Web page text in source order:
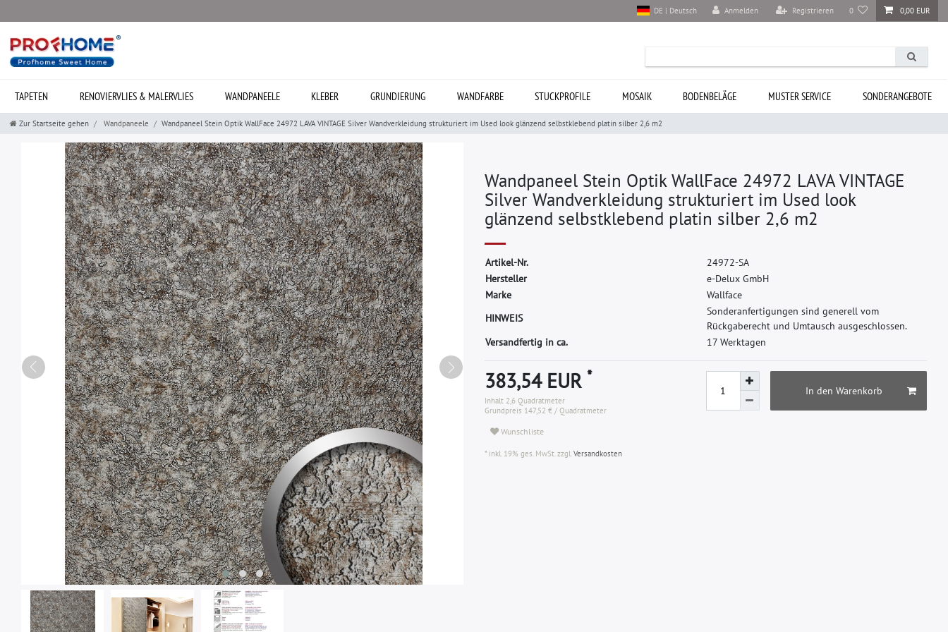
Anmelden Registrieren 0 0,00 EUR
DE | Deutsch
TAPETEN RENOVIERVLIES & MALERVLIES WANDPANEELE KLEBER GRUNDIERUNG WANDFARBE STUCKPROFILE MOSAIK BODENBELÄGE MUSTER SERVICE SONDERANGEBOTE
Zur Startseite gehen Wandpaneele Wandpaneel Stein Optik WallFace 24972 LAVA VINTAGE Silver Wandverkleidung strukturiert im Used look glänzend selbstklebend platin silber 2,6 m2
Wandpaneel Stein Optik WallFace 24972 LAVA VINTAGE
Silver Wandverkleidung strukturiert im Used look
glänzend selbstklebend platin silber 2,6 m2
Artikel-Nr. 24972-SA
Hersteller e-Delux GmbH
Marke Wallface
HINWEIS
Sonderanfertigungen sind generell vom
Rückgaberecht und Umtausch ausgeschlossen.
Versandfertig in ca.
17 Werktagen
383,54 EUR *
Inhalt 2,6 Quadratmeter
Grundpreis 147,52 € / Quadratmeter
In den Warenkorb
Wunschliste
* inkl. 19% ges. MwSt. zzgl.Versandkosten